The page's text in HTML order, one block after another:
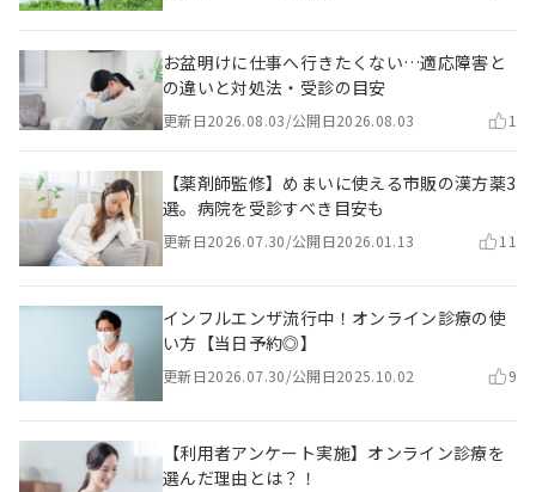
お盆明けに仕事へ行きたくない…適応障害と
の違いと対処法・受診の目安
更新日2026.08.03/公開日2026.08.03 1
【薬剤師監修】めまいに使える市販の漢方薬3
選。病院を受診すべき目安も
更新日2026.07.30/公開日2026.01.13 11
インフルエンザ流行中！オンライン診療の使
い方【当日予約◎】
更新日2026.07.30/公開日2025.10.02 9
【利用者アンケート実施】オンライン診療を
選んだ理由とは？！